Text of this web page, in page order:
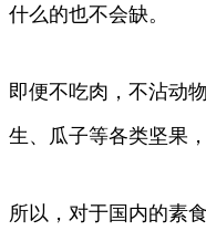
什么的也不会缺。
即便不吃肉，不沾动
生、瓜子等各类坚果
所以，对于国内的素